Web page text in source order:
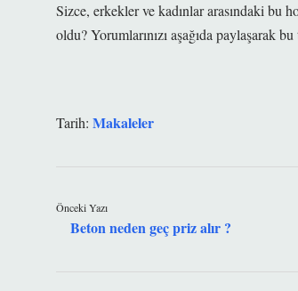
Sizce, erkekler ve kadınlar arasındaki bu
oldu? Yorumlarınızı aşağıda paylaşarak
Tarih: Makaleler
Önceki Yazı
Beton neden geç priz alır ?